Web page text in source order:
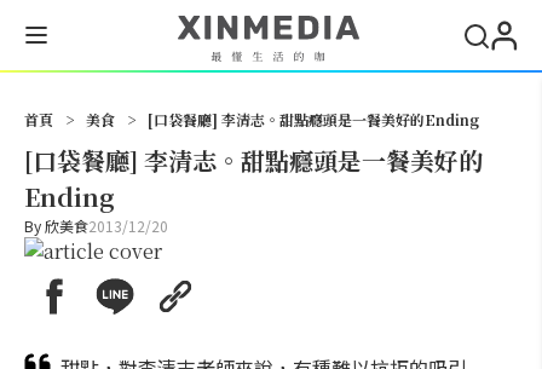
首頁 > 美食 > [口袋餐廳] 李清志。甜點癮頭是一餐美好的Ending
[口袋餐廳] 李清志。甜點癮頭是一餐美好的
Ending
By欣美食2013/12/20